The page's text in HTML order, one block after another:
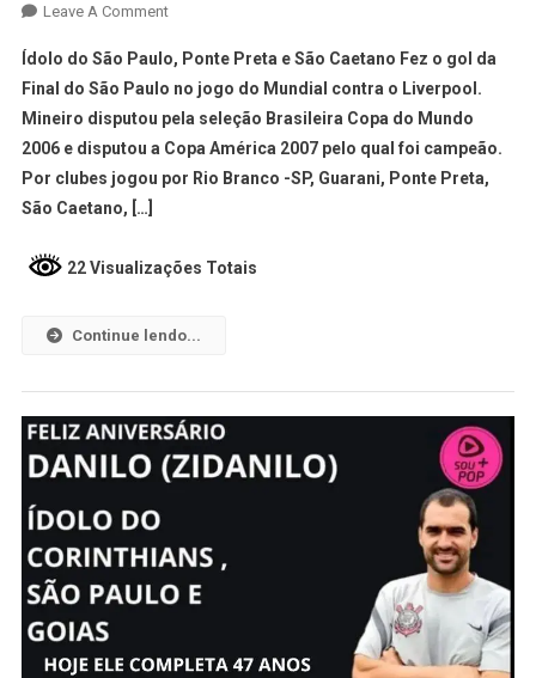
Leave A Comment
Ídolo do São Paulo, Ponte Preta e São Caetano Fez o gol da
Final do São Paulo no jogo do Mundial contra o Liverpool.
Mineiro disputou pela seleção Brasileira Copa do Mundo
2006 e disputou a Copa América 2007 pelo qual foi campeão.
Por clubes jogou por Rio Branco -SP, Guarani, Ponte Preta,
São Caetano, […]
22 Visualizações Totais
Continue lendo...